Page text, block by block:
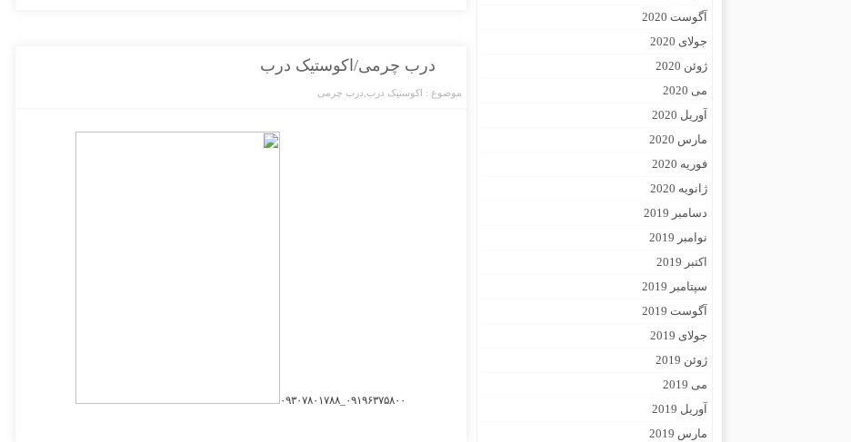
درب چرمی/اکوستیک درب
موضوع : اکوستیک درب درب چرمی
۰۹۱۹۶۳۷۵۸۰۰_۰۹۳۰۷۸۰۱۷۸۸
آگوست 2020
جولای 2020
ژوئن 2020
می 2020
آوریل 2020
مارس 2020
فوریه 2020
ژانویه 2020
دسامبر 2019
نوامبر 2019
اکتبر 2019
سپتامبر 2019
آگوست 2019
جولای 2019
ژوئن 2019
می 2019
آوریل 2019
مارس 2019